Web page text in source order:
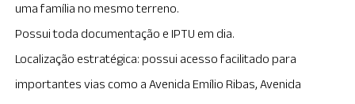
uma família no mesmo terreno.
Possui toda documentação e IPTU em dia.
Localização estratégica: possui acesso facilitado para
importantes vias como a Avenida Emílio Ribas, Avenida